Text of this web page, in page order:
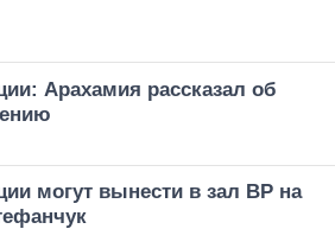
Арахамия рассказал об
могут вынести в зал ВР на